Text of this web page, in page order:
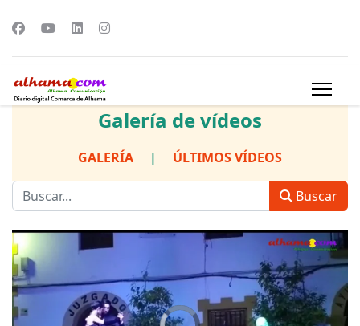
Galería de vídeos
GALERÍA | ÚLTIMOS VÍDEOS
Buscar